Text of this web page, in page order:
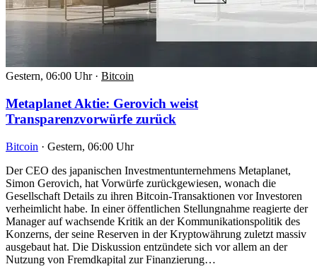
Gestern, 06:00 Uhr · Bitcoin
Metaplanet Aktie: Gerovich weist
Transparenzvorwürfe zurück
Bitcoin · Gestern, 06:00 Uhr
Der CEO des japanischen Investmentunternehmens Metaplanet,
Simon Gerovich, hat Vorwürfe zurückgewiesen, wonach die
Gesellschaft Details zu ihren Bitcoin-Transaktionen vor Investoren
verheimlicht habe. In einer öffentlichen Stellungnahme reagierte der
Manager auf wachsende Kritik an der Kommunikationspolitik des
Konzerns, der seine Reserven in der Kryptowährung zuletzt massiv
ausgebaut hat. Die Diskussion entzündete sich vor allem an der
Nutzung von Fremdkapital zur Finanzierung…